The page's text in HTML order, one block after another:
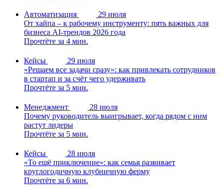
Автоматизация
29 июля
От хайпа – к рабочему инструменту: пять важных для
бизнеса AI-трендов 2026 года
Прочтёте за 4 мин.
Кейсы
29 июля
«Решаем все задачи сразу»: как привлекать сотрудников
в стартап и за счёт чего удерживать
Прочтёте за 5 мин.
Менеджмент
28 июля
Почему руководитель выигрывает, когда рядом с ним
растут лидеры
Прочтёте за 5 мин.
Кейсы
28 июля
«То ещё приключение»: как семья развивает
круглогодичную клубничную ферму
Прочтёте за 6 мин.